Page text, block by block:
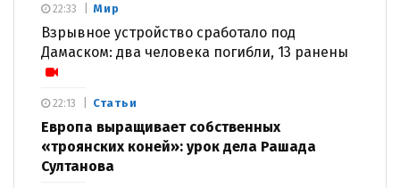
Мир
Взрывное устройство сработало под
Дамаском: два человека погибли, 13 ранены
22:33
Статьи
Европа выращивает собственных
«троянских коней»: урок дела Рашада
Султанова
22:13